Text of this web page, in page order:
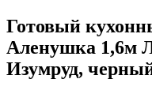
Готовый
Аленушка 1,6м
Изумруд,